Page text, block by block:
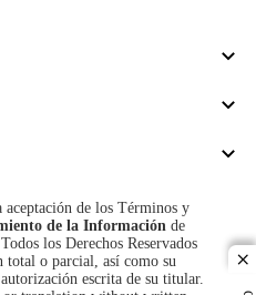
de los Términos y
de la Información de
Todos los Derechos Reservados
o parcial, así como su
escrita de su titular.